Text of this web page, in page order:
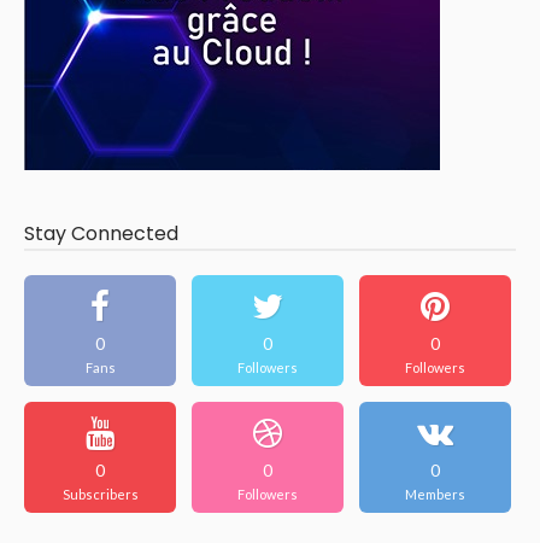
Stay Connected
0
Fans
0
Followers
0
Followers
0
Subscribers
0
Followers
0
Members